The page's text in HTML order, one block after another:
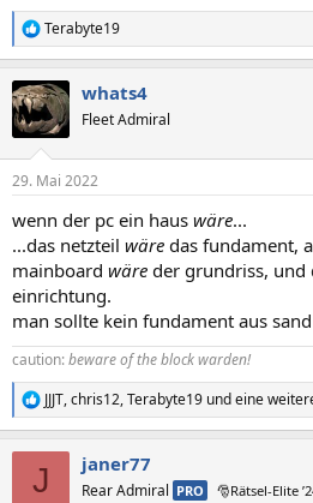
R
e
k
t
i
e
:
Terabyte19
whats4
Fleet Admiral
29. Mai 2022
wenn der pc ein haus wäre...
...das netzteil wäre das fundament,
mainboard wäre der grundriss, und
einrichtung.
man sollte kein fundament aus
caution:beware of the block warden!
R
e
JJJT,chris12,Terabyte19 und eine
J janer77
Rear Admiral PRO 🎅Rätsel-Elite